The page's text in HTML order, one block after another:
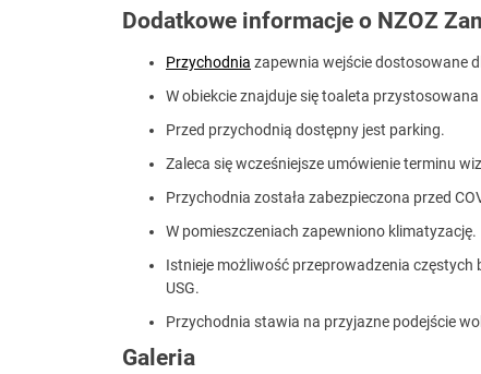
Dodatkowe informacje o NZOZ
Przychodnia zapewnia wejście dostosowane
W obiekcie znajduje się toaleta
Przed przychodnią dostępny jest parking.
Zaleca się wcześniejsze umówienie terminu
Przychodnia została zabezpieczona przed
W pomieszczeniach zapewniono klimatyzację.
Istnieje możliwość przeprowadzenia częstych
USG.
Przychodnia stawia na przyjazne podejście
Galeria